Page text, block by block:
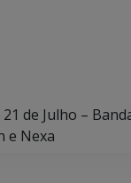
de Julho –
e Nexa